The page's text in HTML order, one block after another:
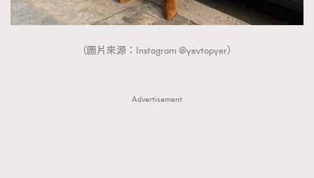
（圖片來源：Instagram @yevtopyer）
Advertisement